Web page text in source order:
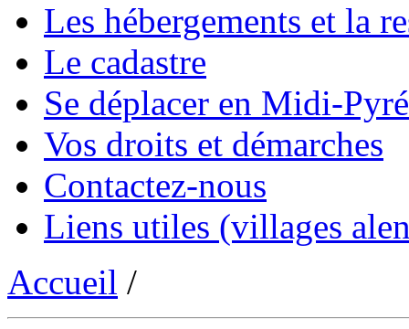
Les hébergements et la
Le cadastre
Se déplacer en Midi-
Vos droits et démarches
Contactez-nous
Liens utiles (villages
Accueil /